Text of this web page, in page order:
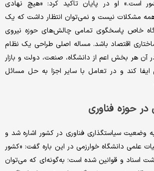
است.» او در پایان تاکید کرد: «هیچ نهادی
مشکلات نیست و نمی‌توان انتظار داشت که یک
خاص پاسخگوی تمامی چالش‌های حوزه نیروی
اقتصاد باشد. مساله اصلی طراحی یک نظام
هر بخش اعم از دانشگاه، صنعت، دولت و بازار
کند و در تعامل با سایر اجزا به حل مسائل
حوزه فناوری
وضعیت سیاستگذاری فناوری در کشور اشاره شد و
علمی دانشگاه خوارزمی در این باره گفت: «کشور
اسناد و قوانین شده است؛ به‌گونه‌ای که می‌توان